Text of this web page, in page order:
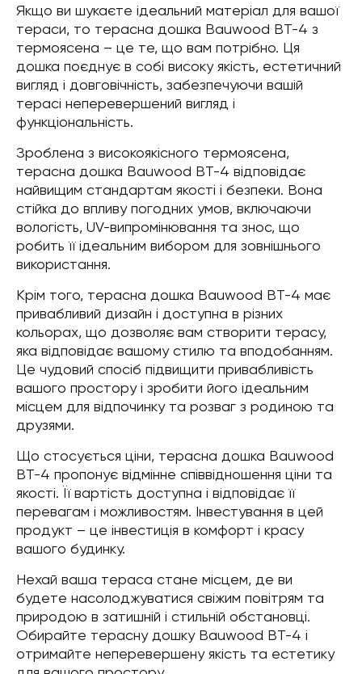
Якщо ви шукаєте ідеальний матеріал для вашої
тераси, то терасна дошка Bauwood BT-4 з
термоясена – це те, що вам потрібно. Ця
дошка поєднує в собі високу якість, естетичний
вигляд і довговічність, забезпечуючи вашій
терасі неперевершений вигляд і
функціональність.
Зроблена з високоякісного термоясена,
терасна дошка Bauwood BT-4 відповідає
найвищим стандартам якості і безпеки. Вона
стійка до впливу погодних умов, включаючи
вологість, UV-випромінювання та знос, що
робить її ідеальним вибором для зовнішнього
використання.
Крім того, терасна дошка Bauwood BT-4 має
привабливий дизайн і доступна в різних
кольорах, що дозволяє вам створити терасу,
яка відповідає вашому стилю та вподобанням.
Це чудовий спосіб підвищити привабливість
вашого простору і зробити його ідеальним
місцем для відпочинку та розваг з родиною та
друзями.
Що стосується ціни, терасна дошка Bauwood
BT-4 пропонує відмінне співвідношення ціни та
якості. Її вартість доступна і відповідає її
перевагам і можливостям. Інвестування в цей
продукт – це інвестиція в комфорт і красу
вашого будинку.
Нехай ваша тераса стане місцем, де ви
будете насолоджуватися свіжим повітрям та
природою в затишній і стильній обстановці.
Обирайте терасну дошку Bauwood BT-4 і
отримайте неперевершену якість та естетику